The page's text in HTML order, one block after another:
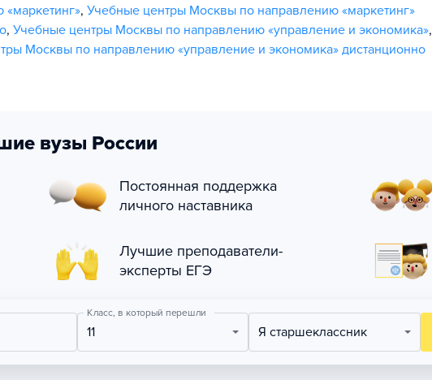
, Учебные центры Москвы по направлению «маркетинг»
, Учебные центры Москвы по направлению «управление и экономика»,
Москвы по направлению «управление и экономика» дистанционно
вузы России
Постоянная поддержка
личного наставника
Лучшие преподаватели-
эксперты ЕГЭ
Класс, в который перешли
11 Я старшеклассник